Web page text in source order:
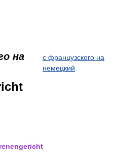
на
с французского на
немецкий